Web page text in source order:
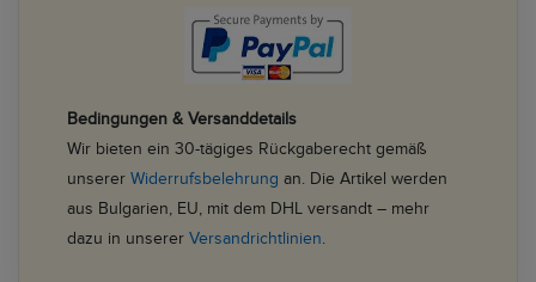
Bedingungen & Versanddetails
Wir bieten ein 30-tägiges Rückgaberecht gemäß
unserer Widerrufsbelehrung an. Die Artikel werden
aus Bulgarien, EU, mit dem DHL versandt – mehr
dazu in unserer Versandrichtlinien.